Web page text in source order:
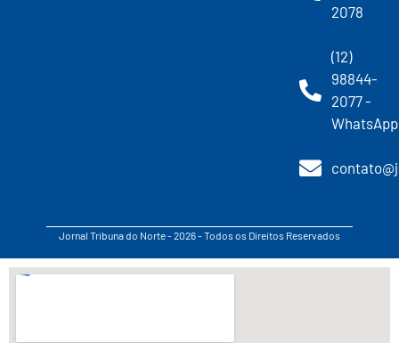
2078
(12)
98844-
2077 -
WhatsApp
Jornal Tribuna do Norte - 2026 - Todos os Direitos Reservados